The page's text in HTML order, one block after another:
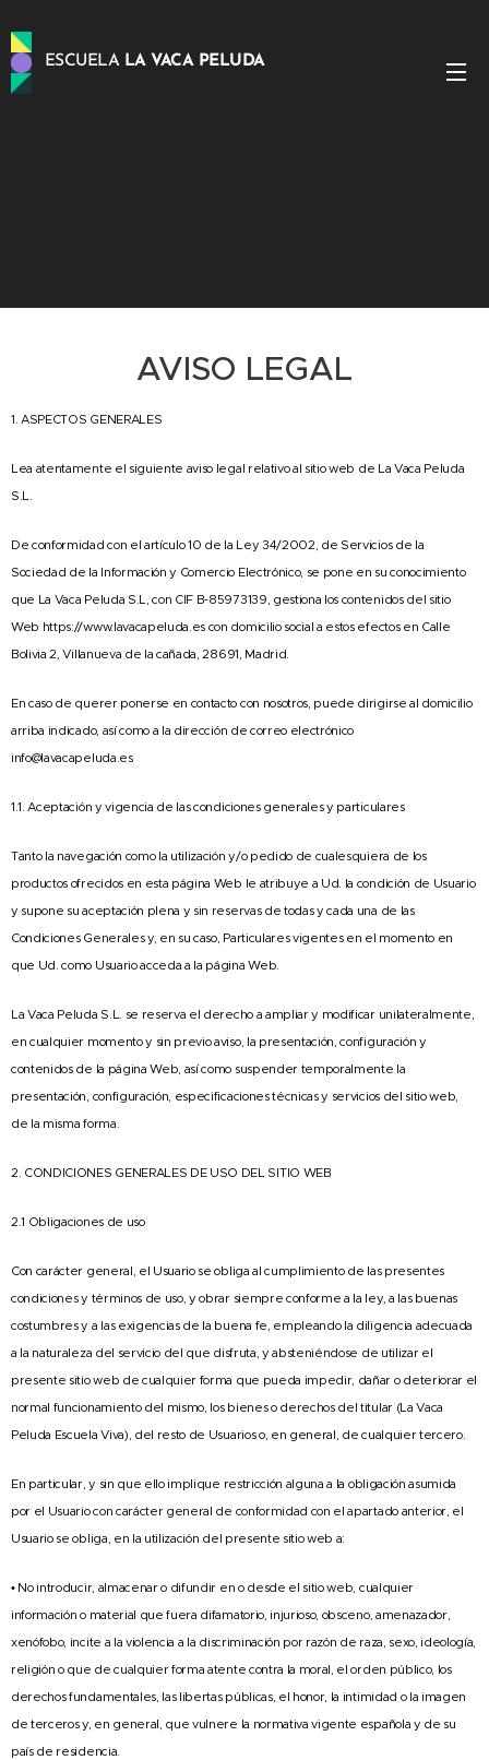
ESCUELA LA VACA PELUDA
AVISO LEGAL
1. ASPECTOS GENERALES
Lea atentamente el siguiente aviso legal relativo al sitio web de La Vaca Peluda
S.L.
De conformidad con el artículo 10 de la Ley 34/2002, de Servicios de la
Sociedad de la Información y Comercio Electrónico, se pone en su conocimiento
que La Vaca Peluda S.L, con CIF B-85973139, gestiona los contenidos del sitio
Web https://www.lavacapeluda.es con domicilio social a estos efectos en Calle
Bolivia 2, Villanueva de la cañada, 28691, Madrid.
En caso de querer ponerse en contacto con nosotros, puede dirigirse al domicilio
arriba indicado, así como a la dirección de correo electrónico
info@lavacapeluda.es
1.1. Aceptación y vigencia de las condiciones generales y particulares
Tanto la navegación como la utilización y/o pedido de cualesquiera de los
productos ofrecidos en esta página Web le atribuye a Ud. la condición de Usuario
y supone su aceptación plena y sin reservas de todas y cada una de las
Condiciones Generales y, en su caso, Particulares vigentes en el momento en
que Ud. como Usuario acceda a la página Web.
La Vaca Peluda S.L. se reserva el derecho a ampliar y modificar unilateralmente,
en cualquier momento y sin previo aviso, la presentación, configuración y
contenidos de la página Web, así como suspender temporalmente la
presentación, configuración, especificaciones técnicas y servicios del sitio web,
de la misma forma.
2. CONDICIONES GENERALES DE USO DEL SITIO WEB
2.1 Obligaciones de uso
Con carácter general, el Usuario se obliga al cumplimiento de las presentes
condiciones y términos de uso, y obrar siempre conforme a la ley, a las buenas
costumbres y a las exigencias de la buena fe, empleando la diligencia adecuada
a la naturaleza del servicio del que disfruta, y absteniéndose de utilizar el
presente sitio web de cualquier forma que pueda impedir, dañar o deteriorar el
normal funcionamiento del mismo, los bienes o derechos del titular (La Vaca
Peluda Escuela Viva), del resto de Usuarios o, en general, de cualquier tercero.
En particular, y sin que ello implique restricción alguna a la obligación asumida
por el Usuario con carácter general de conformidad con el apartado anterior, el
Usuario se obliga, en la utilización del presente sitio web a:
• No introducir, almacenar o difundir en o desde el sitio web, cualquier
información o material que fuera difamatorio, injurioso, obsceno, amenazador,
xenófobo, incite a la violencia a la discriminación por razón de raza, sexo, ideología,
religión o que de cualquier forma atente contra la moral, el orden público, los
derechos fundamentales, las libertas públicas, el honor, la intimidad o la imagen
de terceros y, en general, que vulnere la normativa vigente española y de su
país de residencia.